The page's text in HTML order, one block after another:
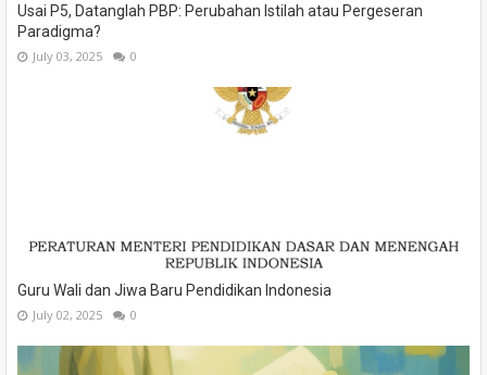
Usai P5, Datanglah PBP: Perubahan Istilah atau Pergeseran
Paradigma?
July 03, 2025 0
Guru Wali dan Jiwa Baru Pendidikan Indonesia
July 02, 2025 0